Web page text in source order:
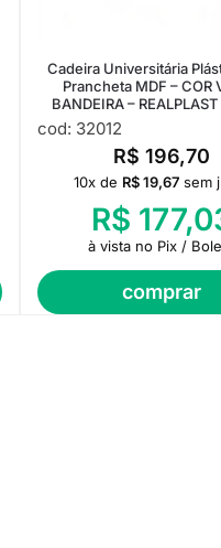
Cadeira Universitária
Prancheta MDF – COR
BANDEIRA –
cod: 32012
R$ 196,70
comprar
10x de R$19,67 sem
R$
à vista no Pix /